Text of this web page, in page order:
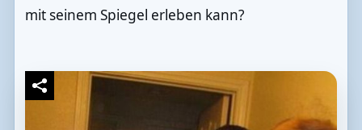
mit seinem Spiegel erleben kann?